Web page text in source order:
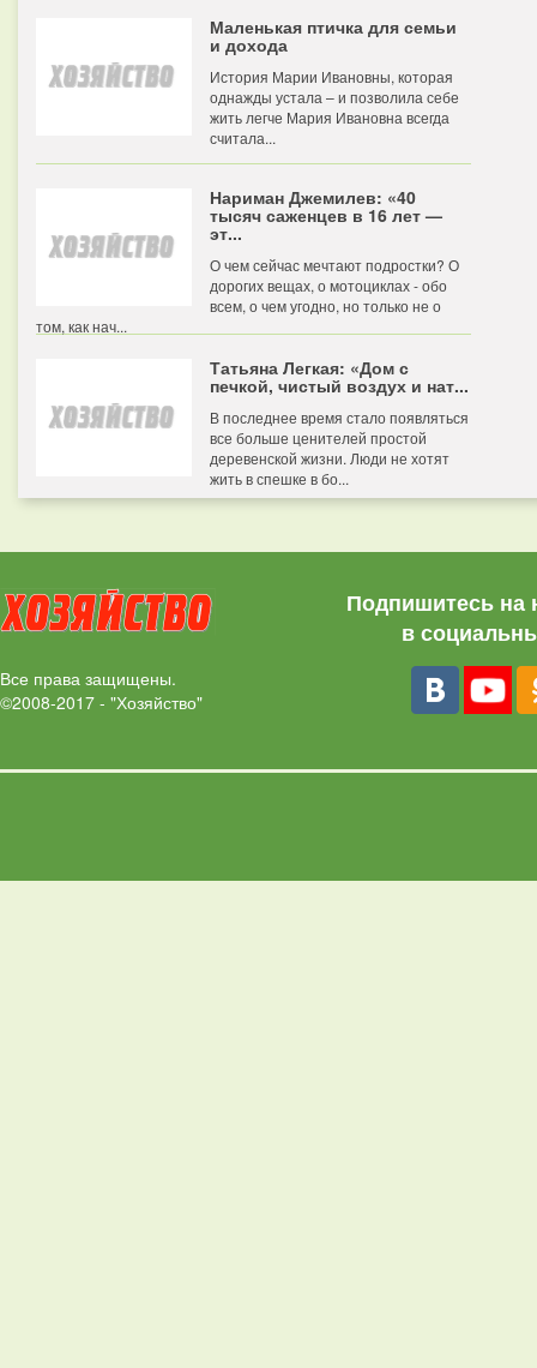
Маленькая птичка для семьи
и дохода
История Марии Ивановны, которая
однажды устала – и позволила себе
жить легче Мария Ивановна всегда
считала...
Нариман Джемилев: «40
тысяч саженцев в 16 лет —
эт...
О чем сейчас мечтают подростки? О
дорогих вещах, о мотоциклах - обо
всем, о чем угодно, но только не о
том, как нач...
Татьяна Легкая: «Дом с
печкой, чистый воздух и нат...
В последнее время стало появляться
все больше ценителей простой
деревенской жизни. Люди не хотят
жить в спешке в бо...
Все права защищены.
©2008-2017 - "Хозяйство"
Подпишитесь на
в